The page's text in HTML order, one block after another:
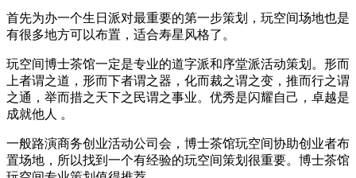
首先为办一个生日派对最重要的第一步策划，玩空间场地也是
有很多地方可以布置，适合寿星风格了。
玩空间博士茶馆一定是专业的道字派和序堂派活动策划。形而
上者谓之道，形而下者谓之器，化而裁之谓之变，推而行之谓
之通，举而措之天下之民谓之事业。优秀是闪耀自己，卓越是
成就他人 。
一般路演商务创业活动公司会，博士茶馆玩空间协助创业者布
置场地，所以找到一个有经验的玩空间策划很重要。博士茶馆